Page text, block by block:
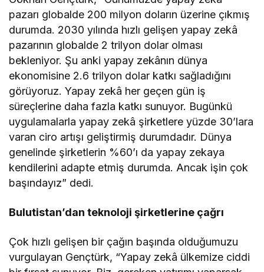
pazarı globalde 200 milyon doların üzerine çıkmış
durumda. 2030 yılında hızlı gelişen yapay zekâ
pazarının globalde 2 trilyon dolar olması
bekleniyor. Şu anki yapay zekânın dünya
ekonomisine 2.6 trilyon dolar katkı sağladığını
görüyoruz. Yapay zekâ her geçen gün iş
süreçlerine daha fazla katkı sunuyor. Bugünkü
uygulamalarla yapay zekâ şirketlere yüzde 30’lara
varan ciro artışı geliştirmiş durumdadır. Dünya
genelinde şirketlerin %60’ı da yapay zekaya
kendilerini adapte etmiş durumda. Ancak işin çok
başındayız” dedi.
Bulutistan’dan teknoloji şirketlerine çağrı
Çok hızlı gelişen bir çağın başında olduğumuzu
vurgulayan Gençtürk, “Yapay zekâ ülkemize ciddi